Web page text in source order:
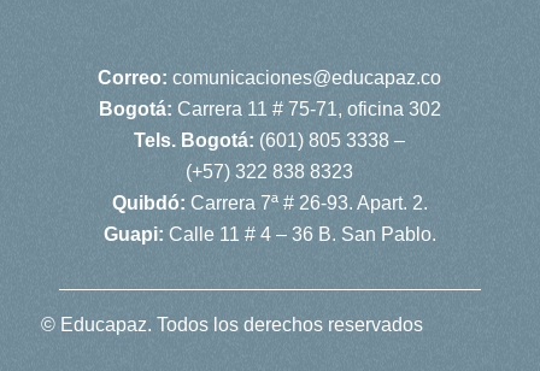
Correo: comunicaciones@educapaz.co
Bogotá: Carrera 11 # 75-71, oficina 302
Tels. Bogotá: (601) 805 3338 –
(+57) 322 838 8323
Quibdó: Carrera 7ª # 26-93. Apart. 2.
Guapi: Calle 11 # 4 – 36 B. San Pablo.
© Educapaz. Todos los derechos reservados